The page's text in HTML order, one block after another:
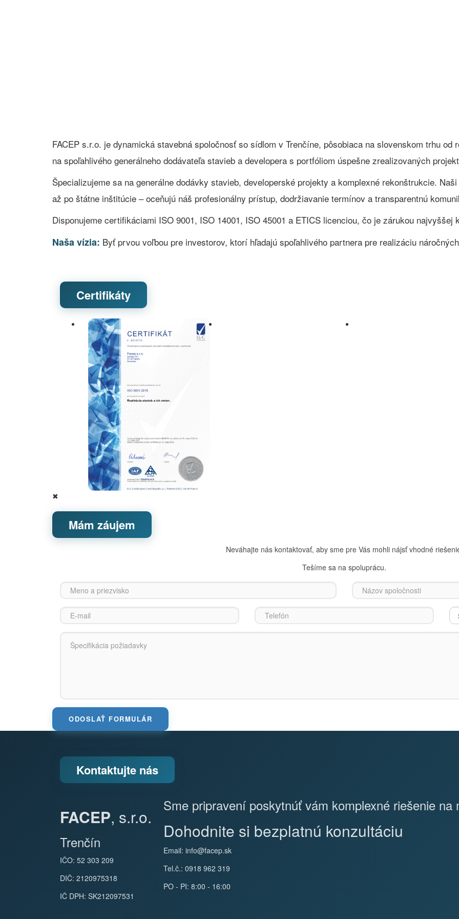
FACEP s.r.o. je dynamická stavebná spoločnosť so sídlom v Trenčíne, pôsobiaca na slovenskom trhu
na spoľahlivého generálneho dodávateľa stavieb a developera s portfóliom úspešne zrealizovaných
Špecializujeme sa na generálne dodávky stavieb, developerské projekty a komplexné rekonštrukcie.
až po štátne inštitúcie – oceňujú náš profesionálny prístup, dodržiavanie termínov a transparentnú
Disponujeme certifikáciami ISO 9001, ISO 14001, ISO 45001 a ETICS licenciou, čo je zárukou
Naša vízia: Byť prvou voľbou pre investorov, ktorí hľadajú spoľahlivého partnera pre realizáciu
Certifikáty
✖
Mám záujem
Neváhajte nás kontaktovať, aby sme pre Vás mohli nájsť vhodné
Tešíme sa na spoluprácu.
Špecifikácia požiadavky*
ODOSLAŤ FORMULÁR
Kontaktujte nás
FACEP, s.r.o.
Trenčín
IČO: 52 303 209
DIČ: 2120975318
IČ DPH: SK212097531
Sme pripravení poskytnúť vám komplexné riešenie na
Dohodnite si bezplatnú konzultáciu
Email: info@facep.sk
Tel.č.: 0918 962 319
PO - PI: 8:00 - 16:00